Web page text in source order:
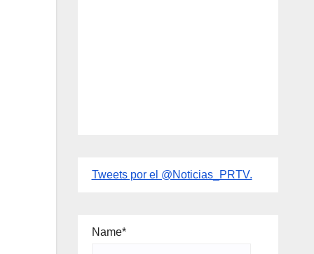
Tweets por el @Noticias_PRTV.
Name*